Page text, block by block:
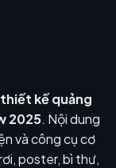
thiết kế quảng
2025. Nội dung
và công cụ cơ
poster, bì thư,